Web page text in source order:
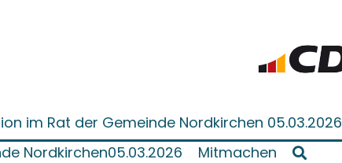
im Rat der Gemeinde Nordkirchen 05.03.2026
Nordkirchen05.03.2026
Mitmachen